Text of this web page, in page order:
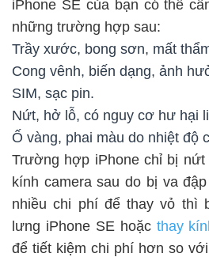
iPhone SE của bạn có thể
những trường hợp sau:
Trầy xước, bong sơn, mất
Cong vênh, biến dạng, ảnh
SIM, sạc pin.
Nứt, hở lỗ, có nguy cơ hư hại
Ố vàng, phai màu do nhiệt độ
Trường hợp iPhone chỉ bị
kính camera sau do bị va
nhiều chi phí để thay vỏ thì
lưng iPhone SE hoặc thay
để tiết kiệm chi phí hơn so